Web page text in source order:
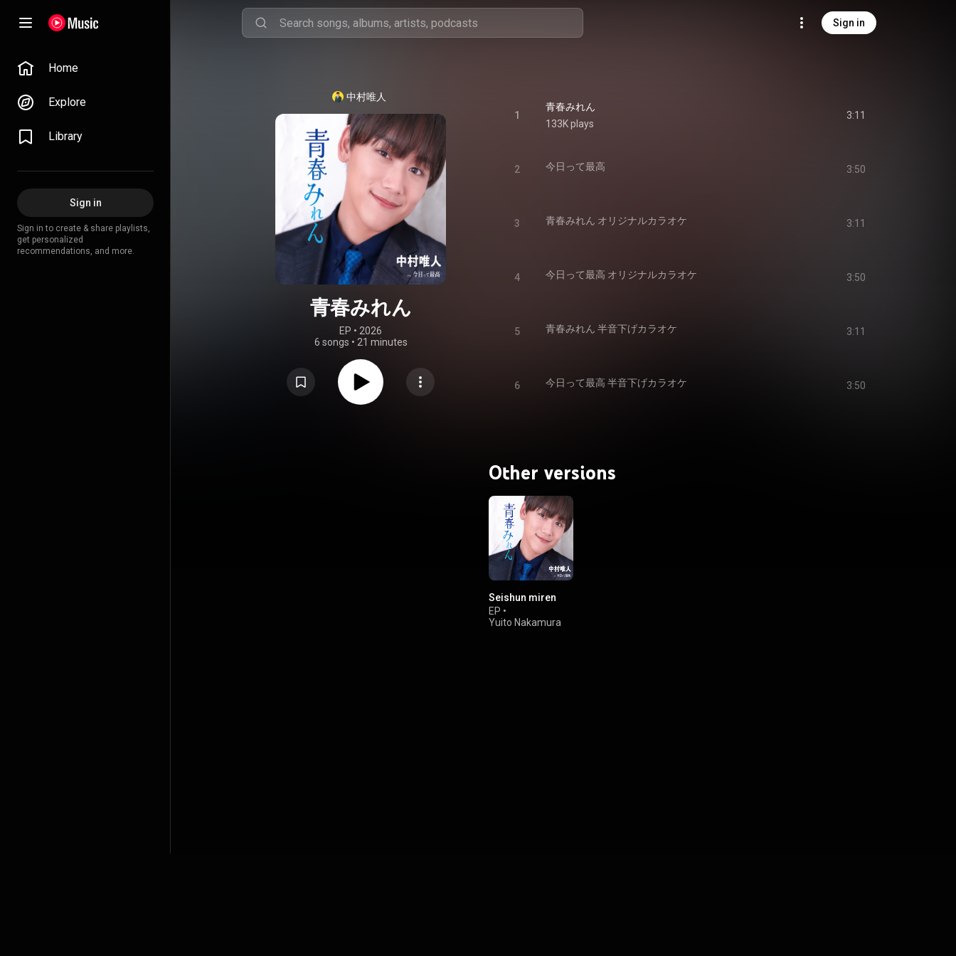
Sign in
Home
Explore
Library
Sign in
Sign in to create & share playlists,
get personalized
recommendations, and more.
中村唯人
青春みれん
EP • 2026
6 songs • 21 minutes
1
青春みれん
133K plays
3:11
2 今日って最高 3:50
3 青春みれん オリジナルカラオケ 3:11
4 今日って最高 オリジナルカラオケ 3:50
5 青春みれん 半音下げカラオケ 3:11
6 今日って最高 半音下げカラオケ 3:50
Other versions
Seishun miren
EP •
Yuito Nakamura